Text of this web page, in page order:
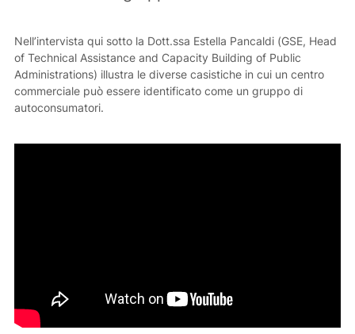
Nell’intervista qui sotto la Dott.ssa Estella Pancaldi (GSE, Head
of Technical Assistance and Capacity Building of Public
Administrations) illustra le diverse casistiche in cui un centro
commerciale può essere identificato come un gruppo di
autoconsumatori.